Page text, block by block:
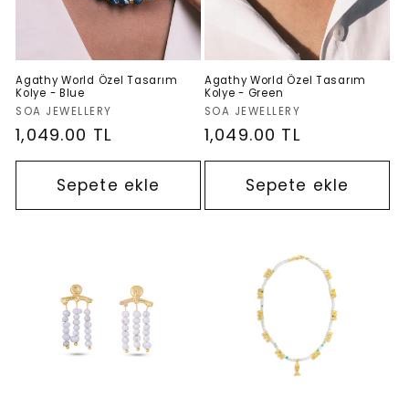
Agathy World Özel Tasarım
Kolye - Blue
Satıcı:
SOA JEWELLERY
Normal
fiyat
1,049.00 TL
Sepete ekle
Agathy World Özel Tasarım
Kolye - Green
Satıcı:
SOA JEWELLERY
Normal
fiyat
1,049.00 TL
Sepete ekle